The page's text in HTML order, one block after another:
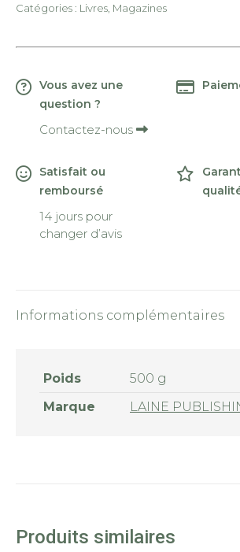
Catégories : Livres Magazines
Vous avez une
question ?
Contactez-nous
Satisfait ou
remboursé
14 jours pour
changer d’avis
Informations complémentaires
Poids
500 g
Marque
LAINE
Produits similaires